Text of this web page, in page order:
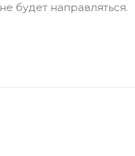
будет направляться.